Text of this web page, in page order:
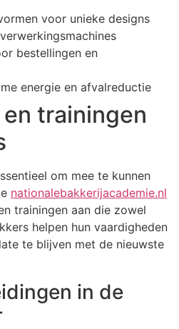
voor unieke designs
bestellingen en
energie en afvalreductie
trainingen
om mee te kunnen
nationalebakkerijacademie.nl
trainingen aan die zowel
helpen hun vaardigheden
te blijven met de nieuwste
in de